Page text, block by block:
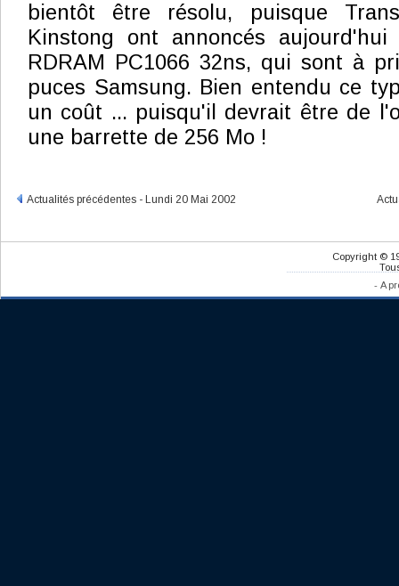
bientôt être résolu, puisque
Kinstong ont annoncés
RDRAM PC1066 32ns, qui sont à
puces Samsung. Bien entendu ce
un coût ... puisqu'il devrait être de
une barrette de 256 Mo !
Actualités précédentes - Lundi 20 Mai 2002
Copyright ©
- A